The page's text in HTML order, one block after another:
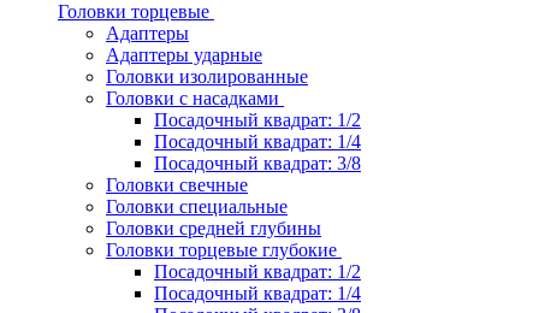
Головки торцевые
Адаптеры
Адаптеры ударные
Головки изолированные
Головки с насадками
Посадочный квадрат: 1/2
Посадочный квадрат: 1/4
Посадочный квадрат: 3/8
Головки свечные
Головки специальные
Головки средней глубины
Головки торцевые глубокие
Посадочный квадрат: 1/2
Посадочный квадрат: 1/4